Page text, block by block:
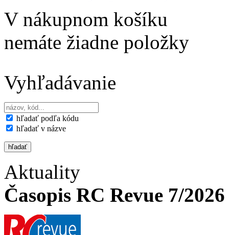
V nákupnom košíku
nemáte žiadne položky
Vyhľadávanie
hľadať podľa kódu
hľadať v názve
Aktuality
Časopis RC Revue 7/